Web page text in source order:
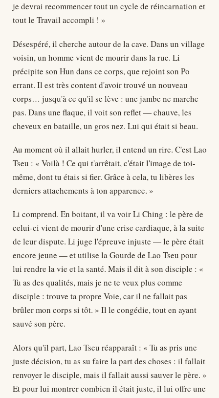
je devrai recommencer tout un cycle de réincarnation et
tout le Travail accompli ! »
Désespéré, il cherche autour de la cave. Dans un village
voisin, un homme vient de mourir dans la rue. Li
précipite son Hun dans ce corps, que rejoint son Po
errant. Il est très content d'avoir trouvé un nouveau
corps… jusqu'à ce qu'il se lève : une jambe ne marche
pas. Dans une flaque, il voit son reflet — chauve, les
cheveux en bataille, un gros nez. Lui qui était si beau.
Au moment où il allait hurler, il entend un rire. C'est Lao
Tseu : « Voilà ! Ce qui t'arrêtait, c'était l'image de toi-
même, dont tu étais si fier. Grâce à cela, tu libères les
derniers attachements à ton apparence. »
Li comprend. En boitant, il va voir Li Ching : le père de
celui-ci vient de mourir d'une crise cardiaque, à la suite
de leur dispute. Li juge l'épreuve injuste — le père était
encore jeune — et utilise la Gourde de Lao Tseu pour
lui rendre la vie et la santé. Mais il dit à son disciple : «
Tu as des qualités, mais je ne te veux plus comme
disciple : trouve ta propre Voie, car il ne fallait pas
brûler mon corps si tôt. » Il le congédie, tout en ayant
sauvé son père.
Alors qu'il part, Lao Tseu réapparaît : « Tu as pris une
juste décision, tu as su faire la part des choses : il fallait
renvoyer le disciple, mais il fallait aussi sauver le père. »
Et pour lui montrer combien il était juste, il lui offre une